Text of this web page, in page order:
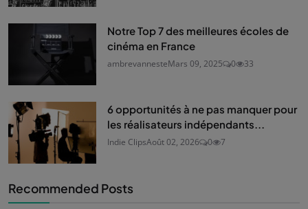
Notre Top 7 des meilleures écoles de
cinéma en France
ambrevannesteMars 09, 2025 0 33
6 opportunités à ne pas manquer pour
les réalisateurs indépendants...
Indie ClipsAoût 02, 2026 0 7
Recommended Posts